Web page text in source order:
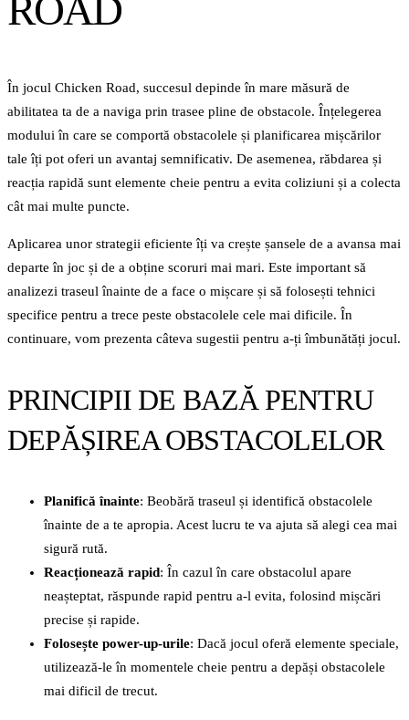
ROAD
În jocul Chicken Road, succesul depinde în mare măsură de
abilitatea ta de a naviga prin trasee pline de obstacole. Înțelegerea
modului în care se comportă obstacolele și planificarea mișcărilor
tale îți pot oferi un avantaj semnificativ. De asemenea, răbdarea și
reacția rapidă sunt elemente cheie pentru a evita coliziuni și a colecta
cât mai multe puncte.
Aplicarea unor strategii eficiente îți va crește șansele de a avansa mai
departe în joc și de a obține scoruri mai mari. Este important să
analizezi traseul înainte de a face o mișcare și să folosești tehnici
specifice pentru a trece peste obstacolele cele mai dificile. În
continuare, vom prezenta câteva sugestii pentru a-ți îmbunătăți jocul.
PRINCIPII DE BAZĂ PENTRU
DEPĂȘIREA OBSTACOLELOR
Planifică înainte: Beobără traseul și identifică obstacolele
înainte de a te apropia. Acest lucru te va ajuta să alegi cea mai
sigură rută.
Reacționează rapid: În cazul în care obstacolul apare
neașteptat, răspunde rapid pentru a-l evita, folosind mișcări
precise și rapide.
Folosește power-up-urile: Dacă jocul oferă elemente speciale,
utilizează-le în momentele cheie pentru a depăși obstacolele
mai dificil de trecut.